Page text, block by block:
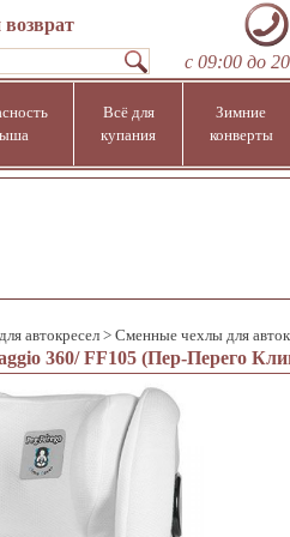
с 09:00 до
Всё для
купания
Зимние
конверты
автокресел > Сменные чехлы для
360/ FF105 (Пер-Перего